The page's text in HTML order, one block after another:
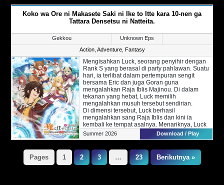
Koko wa Ore ni Makasete Saki ni Ike to Itte kara 10-nen ga
Tattara Densetsu ni Natteita.
Gekkou
Unknown Eps
Action, Adventure, Fantasy
Mengisahkan Luck, seorang penyihir dengan
Rank S yang berasal di party pahlawan. Suatu
hari, ia terlibat dalam pertempuran sengit
bersama Eric dan juga Goran guna
mengalahkan Raja Iblis Majinou. Di dalam
tekanan yang hebat, Luck memilih
mengalahkan musuh tersebut sendirian.
Di dimensi tersebut, Luck berhasil
mengalahkan sang Raja Iblis dan kini ia
kembali ke tempat asalnya. Menariknya, Luck
kembali di waktu 10 tahun setelahnya dan kini
dirinya dianggap sebagai salah satu
dunia.
Mengingat Luck yang tidak terlalu suka
dengan gelar tersebut, ia memilih
Summer 2026 Download / Play
Pages 1 2 3 … 23 Berikutnya »